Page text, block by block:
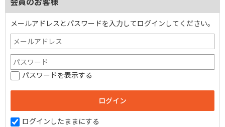
メールアドレスとパスワードを入力してログインしてください。
パスワードを表示する
ログインしたままにする